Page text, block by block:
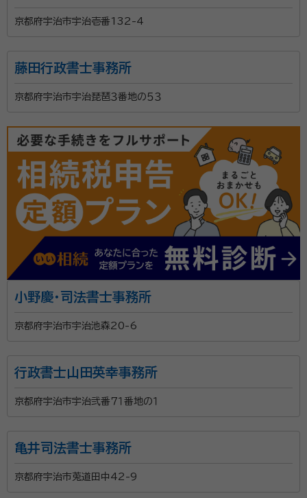
京都府宇治市宇治壱番132-4
藤田行政書士事務所
京都府宇治市宇治琵琶３番地の５３
小野慶・司法書士事務所
京都府宇治市宇治池森20-6
行政書士山田英幸事務所
京都府宇治市宇治弐番７１番地の１
亀井司法書士事務所
京都府宇治市莵道田中42-9